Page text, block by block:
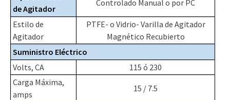
de Agitador
Controlado Manual o por PC
Estilo de
Agitador
PTFE- o Vidrio- Varilla de Agitador
Magnético Recubierto
Suministro Eléctrico
Volts, CA
115 ó 230
Carga Máxima,
amps
15 / 7.5